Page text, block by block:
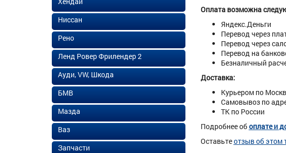
Оплата возможна
Яндекс.Деньги
Перевод через
Перевод через
Перевод на
Безналичный
Доставка:
Курьером по
Самовывоз по
ТК по России
Подробнее обоплате и
Оставьтеотзыв об этом
Ниссан
Рено
Ленд Ровер Фрилендер 2
Ауди, VW, Шкода
БМВ
Мазда
Ваз
Запчасти